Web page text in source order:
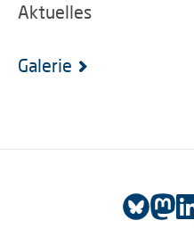
Aktuelles
Galerie